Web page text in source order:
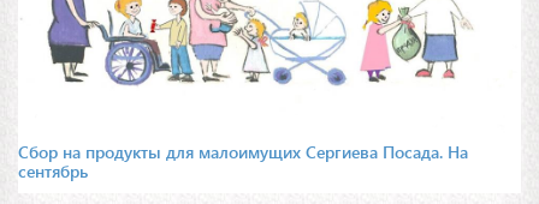
Сбор на продукты для малоимущих Сергиева Посада. На
сентябрь